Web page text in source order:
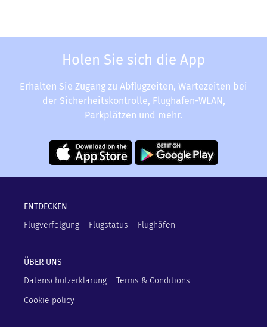
Holen Sie sich die App
Erhalten Sie Zugang zu Abflugzeiten, Wartezeiten bei
der Sicherheitskontrolle, Flughafen-WLAN,
Parkplätzen und mehr.
ENTDECKEN
Flugverfolgung
Flugstatus Flughäfen
ÜBER UNS
Datenschutzerklärung
Terms & Conditions
Cookie policy